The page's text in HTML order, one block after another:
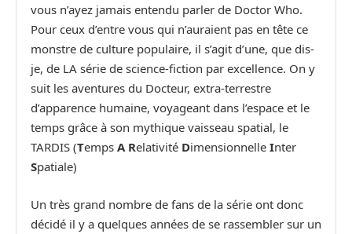
vous n’ayez jamais entendu parler de Doctor Who.
Pour ceux d’entre vous qui n’auraient pas en tête ce
monstre de culture populaire, il s’agit d’une, que dis-
je, de LA série de science-fiction par excellence. On y
suit les aventures du Docteur, extra-terrestre
d’apparence humaine, voyageant dans l’espace et le
temps grâce à son mythique vaisseau spatial, le
TARDIS (Temps A Relativité Dimensionnelle Inter
Spatiale)
Un très grand nombre de fans de la série ont donc
décidé il y a quelques années de se rassembler sur un